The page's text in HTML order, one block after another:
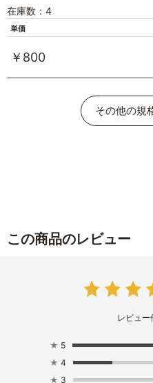
在庫数：4
単価
￥800
その他の規
この商品のレビュー
レビュー
★ 5
★ 4
★ 3